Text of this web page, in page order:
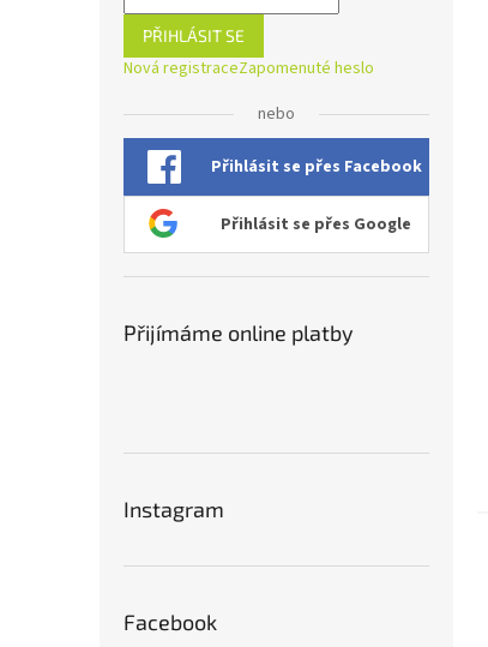
PŘIHLÁSIT SE
Nová registraceZapomenuté heslo
nebo
Přihlásit se přes Facebook
Přihlásit se přes Google
Přijímáme online platby
Instagram
Facebook